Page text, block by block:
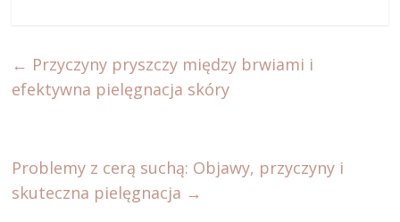
← Przyczyny pryszczy między brwiami i
efektywna pielęgnacja skóry
Problemy z cerą suchą: Objawy, przyczyny i
skuteczna pielęgnacja →